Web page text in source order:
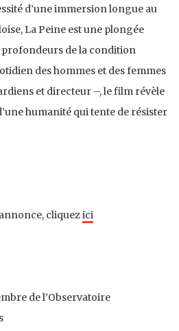
d’une immersion longue au
La Peine est une plongée
de la condition
des hommes et des femmes
et directeur –, le film révèle
humanité qui tente de résister
cliquezici
de l’Observatoire